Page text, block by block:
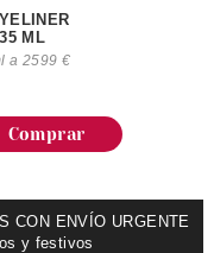
ML
a 2599 €
Comprar
CON ENVÍO URGENTE
y festivos